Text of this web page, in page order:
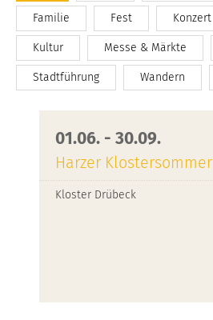
Familie Fest Konzert
Kultur Messe & Märkte
Stadtführung Wandern
01.06. - 30.09.
Harzer Klostersommer
Kloster Drübeck